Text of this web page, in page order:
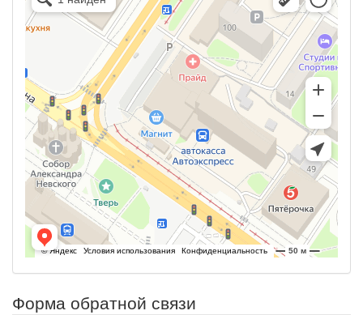
Форма обратной связи